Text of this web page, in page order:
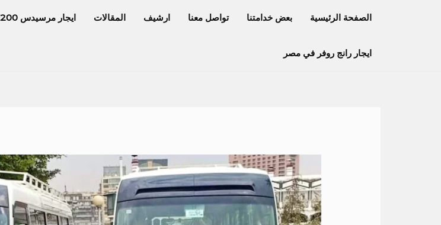
الصفحة الرئيسية بعض خدامتنا تواصل معنا ارشيف المقالات ايجار مرسيدس E200
ايجار رانج روفر في مصر